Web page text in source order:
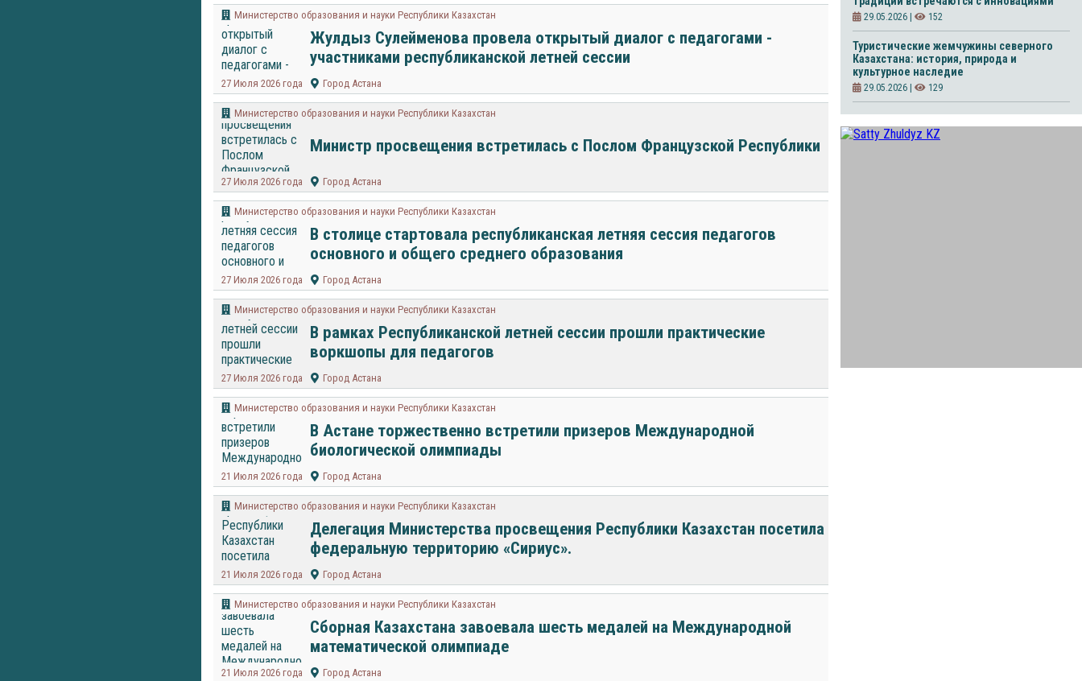
Министерство образования и науки Республики Казахстан
Жулдыз Сулейменова провела открытый диалог с педагогами -
участниками республиканской летней сессии
27 Июля 2026 года Город Астана
Министерство образования и науки Республики Казахстан
Министр просвещения встретилась с Послом Французской Республики
27 Июля 2026 года Город Астана
Министерство образования и науки Республики Казахстан
В столице стартовала республиканская летняя сессия педагогов
основного и общего среднего образования
27 Июля 2026 года Город Астана
Министерство образования и науки Республики Казахстан
В рамках Республиканской летней сессии прошли практические
воркшопы для педагогов
27 Июля 2026 года Город Астана
Министерство образования и науки Республики Казахстан
В Астане торжественно встретили призеров Международной
биологической олимпиады
21 Июля 2026 года Город Астана
Министерство образования и науки Республики Казахстан
Делегация Министерства просвещения Республики Казахстан посетила
федеральную территорию «Сириус».
21 Июля 2026 года Город Астана
Министерство образования и науки Республики Казахстан
Сборная Казахстана завоевала шесть медалей на Международной
математической олимпиаде
21 Июля 2026 года Город Астана
29.05.2026 | 152
Туристические жемчужины северного
Казахстана: история, природа и
культурное наследие
29.05.2026 | 129